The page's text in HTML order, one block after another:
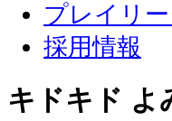
プレイリ
採用情報
キドキド よ